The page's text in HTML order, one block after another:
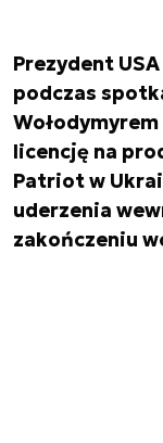
Prezydent
podczas
licencję na
Patriot w
uderzenia
zakończeniu